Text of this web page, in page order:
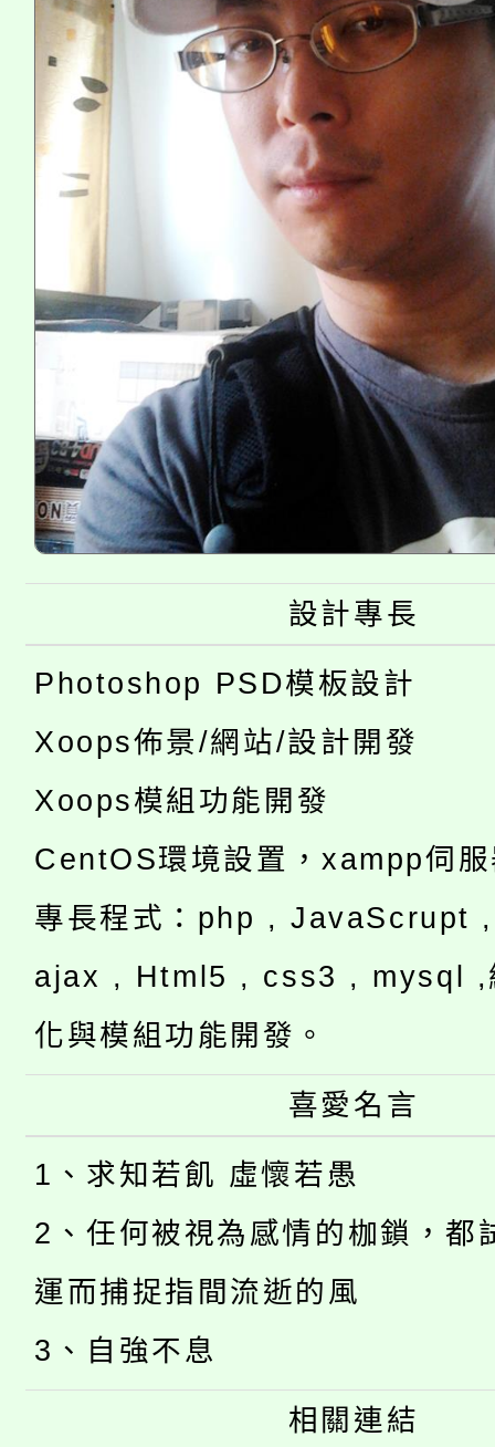
設計專長
Photoshop PSD模板設計
Xoops佈景/網站/設計開發
Xoops模組功能開發
CentOS環境設置，xampp伺
專長程式：php , JavaScrupt
ajax , Html5 , css3 , mysql ,
化與模組功能開發。
喜愛名言
1、求知若飢 虛懷若愚
2、任何被視為感情的枷鎖，都
運而捕捉指間流逝的風
3、自強不息
相關連結